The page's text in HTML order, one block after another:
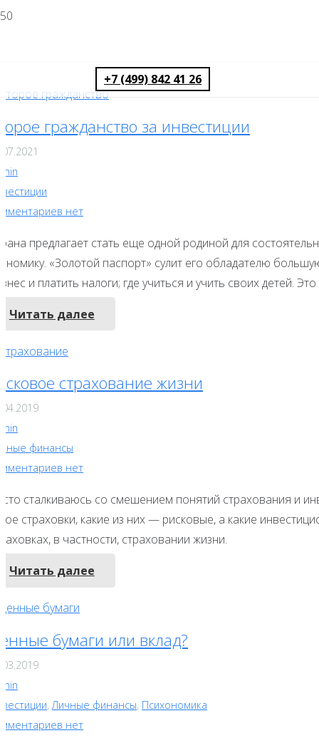
+7 (499) 842 41 26
гражданство за инвестиции
нет
предлагает стать еще одной родиной для
«Золотой паспорт» сулит его обладателю
и платить налоги; где учиться и учить своих детей.
Читать далее
страхование жизни
финансы
нет
сталкиваюсь со смешением понятий страхования и
страховки, какие из них — рисковые, а какие
в частности, страховании жизни.
Читать далее
бумаги или вклад?
, Личные финансы, Психономика
нет